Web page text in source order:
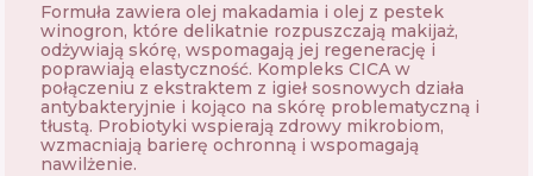
Formuła zawiera olej makadamia i olej z pestek
winogron, które delikatnie rozpuszczają makijaż,
odżywiają skórę, wspomagają jej regenerację i
poprawiają elastyczność. Kompleks CICA w
połączeniu z ekstraktem z igieł sosnowych działa
antybakteryjnie i kojąco na skórę problematyczną i
tłustą. Probiotyki wspierają zdrowy mikrobiom,
wzmacniają barierę ochronną i wspomagają
nawilżenie.